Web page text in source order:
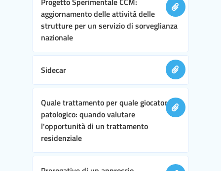
aggiornamento delle attività delle
strutture per un servizio di sorveglianza
nazionale
Sidecar
Quale trattamento per quale giocatore
patologico: quando valutare
l'opportunità di un trattamento
residenziale